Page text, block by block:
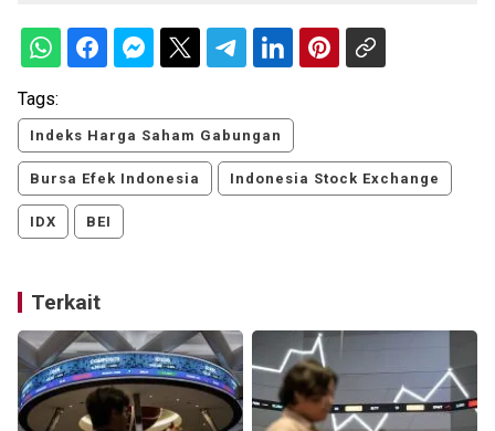
Tags:
Indeks Harga Saham Gabungan
Bursa Efek Indonesia Indonesia Stock Exchange
IDX BEI
Terkait